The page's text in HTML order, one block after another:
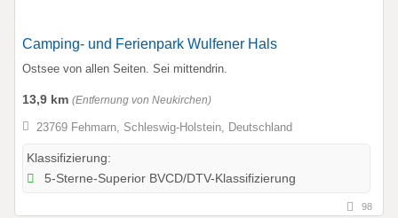
Camping- und Ferienpark Wulfener Hals
Ostsee von allen Seiten. Sei mittendrin.
13,9 km (Entfernung von Neukirchen)
23769 Fehmarn, Schleswig-Holstein, Deutschland
Klassifizierung:
5-Sterne-Superior BVCD/DTV-Klassifizierung
98